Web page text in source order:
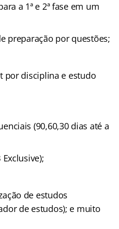
a 1ª e 2ª fase em um
preparação por questões;
por disciplina e estudo
(90,60,30 dias até a
de estudos
de estudos); e muito